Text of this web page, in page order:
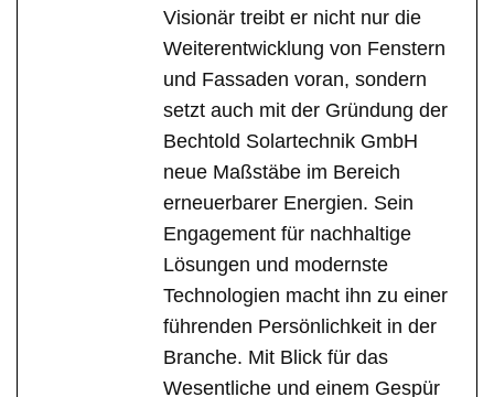
Visionär treibt er nicht nur die
Weiterentwicklung von Fenstern
und Fassaden voran, sondern
setzt auch mit der Gründung der
Bechtold Solartechnik GmbH
neue Maßstäbe im Bereich
erneuerbarer Energien. Sein
Engagement für nachhaltige
Lösungen und modernste
Technologien macht ihn zu einer
führenden Persönlichkeit in der
Branche. Mit Blick für das
Wesentliche und einem Gespür